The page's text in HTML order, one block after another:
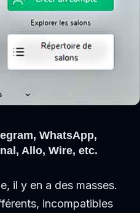
WhatsApp,
Allo, Wire, etc.
il y en a des masses.
incompatibles